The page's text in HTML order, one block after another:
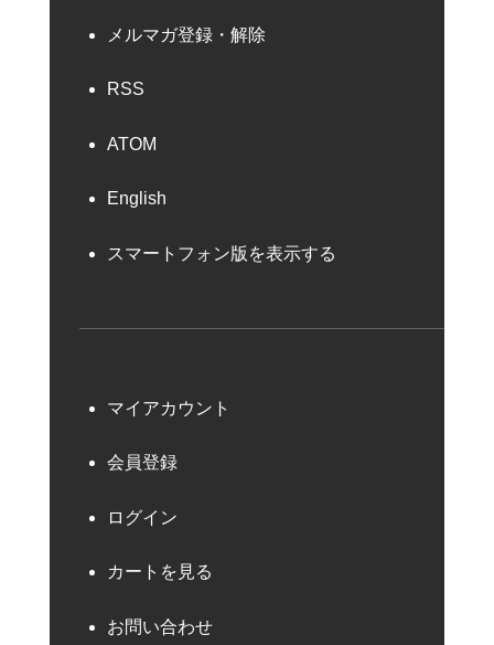
メルマガ登録・解除
RSS
ATOM
English
スマートフォン版を表示する
マイアカウント
会員登録
ログイン
カートを見る
お問い合わせ